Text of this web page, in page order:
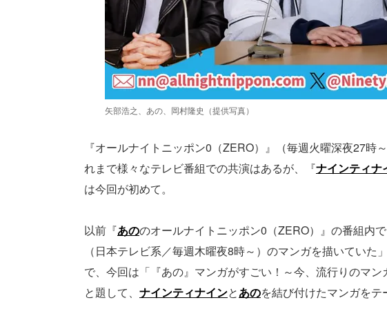
矢部浩之、あの、岡村隆史（提供写真）
『オールナイトニッポン0（ZERO）』（毎週火曜深夜27時
れまで様々なテレビ番組での共演はあるが、『ナインティナ
は今回が初めて。
以前『あののオールナイトニッポン0（ZERO）』の番組内
（日本テレビ系／毎週木曜夜8時～）のマンガを描いていた
で、今回は「『あの』マンガがすごい！～今、流行りのマン
と題して、 ナインティナインとあのを結び付けたマンガをテ